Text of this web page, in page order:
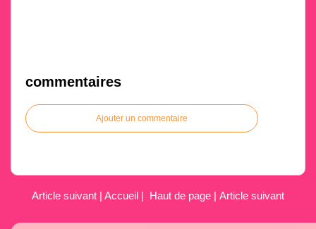
commentaires
Ajouter un commentaire
Article suivant | Accueil | Haut de page | Article suivant